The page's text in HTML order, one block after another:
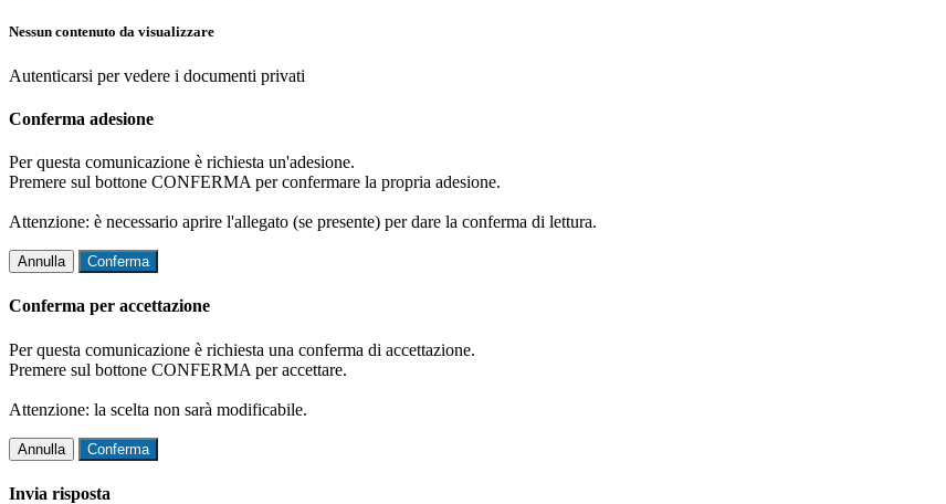
Nessun contenuto da visualizzare
Autenticarsi per vedere i documenti privati
Conferma adesione
Per questa comunicazione è richiesta un'adesione.
Premere sul bottone CONFERMA per confermare la propria adesione.
Attenzione: è necessario aprire l'allegato (se presente) per dare la conferma di lettura.
Annulla Conferma
Conferma per accettazione
Per questa comunicazione è richiesta una conferma di accettazione.
Premere sul bottone CONFERMA per accettare.
Attenzione: la scelta non sarà modificabile.
Annulla Conferma
Invia risposta